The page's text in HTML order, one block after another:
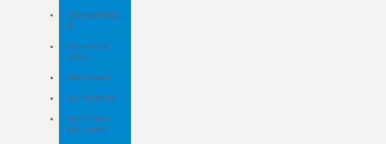
CÁC LOẠI MÀNG
ÉP
DỊCH VỤ SỬA
CHỮA
MÁY ÉP NHIỆT
MỰC IN EPSON
MÁY IN PHUN
MÀU CANON